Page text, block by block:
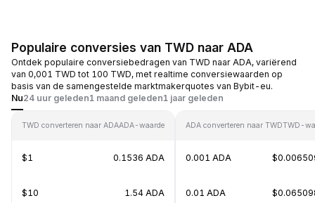
Populaire conversies van TWD naar ADA
Ontdek populaire conversiebedragen van TWD naar ADA, variërend
van 0,001 TWD tot 100 TWD, met realtime conversiewaarden op
basis van de samengestelde marktmakerquotes van Bybit-eu.
Nu24 uur geleden1 maand geleden1 jaar geleden
TWD converteren naar ADAADA-waarde
$1 0.1536 ADA
$10 1.54 ADA
ADA converteren naar TWDTWD-
0.001 ADA
0.01 ADA